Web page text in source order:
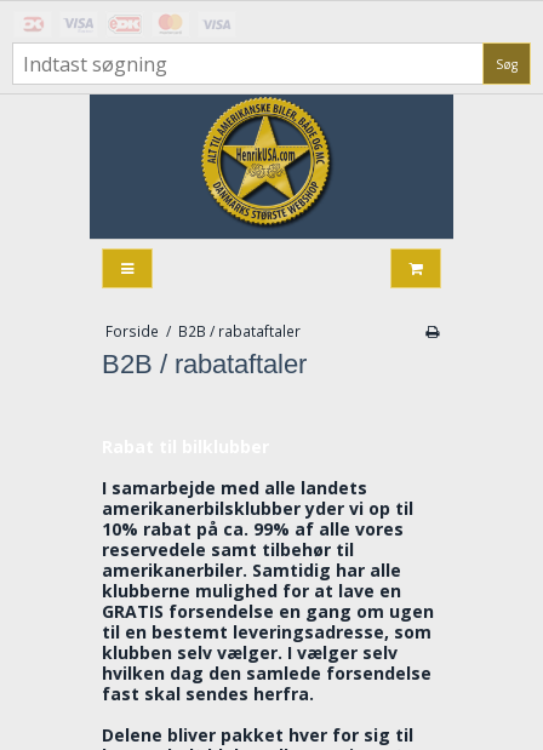
Søg
Forside / B2B / rabataftaler
B2B / rabataftaler
I samarbejde med alle landets
amerikanerbilsklubber yder vi op til
10% rabat på ca. 99% af alle vores
reservedele samt tilbehør til
amerikanerbiler. Samtidig har alle
klubberne mulighed for at lave en
GRATIS forsendelse en gang om ugen
til en bestemt leveringsadresse, som
klubben selv vælger. I vælger selv
hvilken dag den samlede forsendelse
fast skal sendes herfra.
Delene bliver pakket hver for sig til